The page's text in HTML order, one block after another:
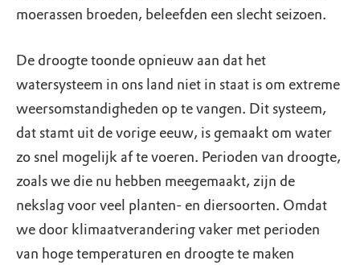
moerassen broeden, beleefden een slecht seizoen.
De droogte toonde opnieuw aan dat het
watersysteem in ons land niet in staat is om extreme
weersomstandigheden op te vangen. Dit systeem,
dat stamt uit de vorige eeuw, is gemaakt om water
zo snel mogelijk af te voeren. Perioden van droogte,
zoals we die nu hebben meegemaakt, zijn de
nekslag voor veel planten- en diersoorten. Omdat
we door klimaatverandering vaker met perioden
van hoge temperaturen en droogte te maken